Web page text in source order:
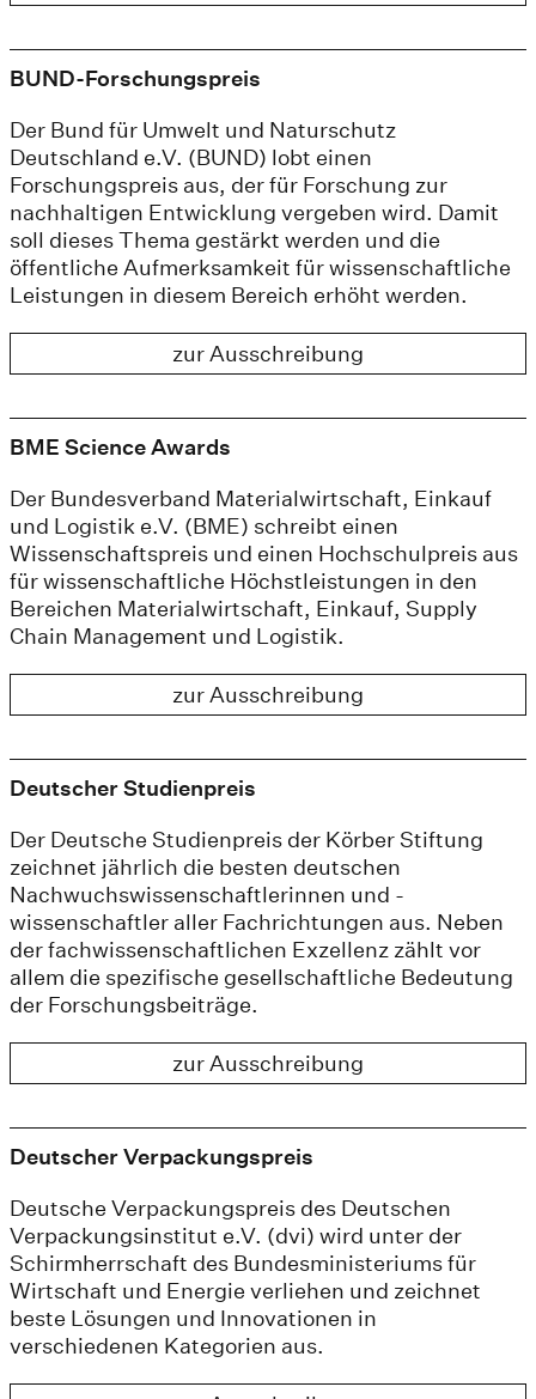
BUND-Forschungspreis
Der Bund für Umwelt und Naturschutz
Deutschland e.V. (BUND) lobt einen
Forschungspreis aus, der für Forschung zur
nachhaltigen Entwicklung vergeben wird. Damit
soll dieses Thema gestärkt werden und die
öffentliche Aufmerksamkeit für wissenschaftliche
Leistungen in diesem Bereich erhöht werden.
zur Ausschreibung
BME Science Awards
Der Bundesverband Materialwirtschaft, Einkauf
und Logistik e.V. (BME) schreibt einen
Wissenschaftspreis und einen Hochschulpreis aus
für wissenschaftliche Höchstleistungen in den
Bereichen Materialwirtschaft, Einkauf, Supply
Chain Management und Logistik.
zur Ausschreibung
Deutscher Studienpreis
Der Deutsche Studienpreis der Körber Stiftung
zeichnet jährlich die besten deutschen
Nachwuchswissenschaftlerinnen und -
wissenschaftler aller Fachrichtungen aus. Neben
der fachwissenschaftlichen Exzellenz zählt vor
allem die spezifische gesellschaftliche Bedeutung
der Forschungsbeiträge.
zur Ausschreibung
Deutscher Verpackungspreis
Deutsche Verpackungspreis des Deutschen
Verpackungsinstitut e.V. (dvi) wird unter der
Schirmherrschaft des Bundesministeriums für
Wirtschaft und Energie verliehen und zeichnet
beste Lösungen und Innovationen in
verschiedenen Kategorien aus.